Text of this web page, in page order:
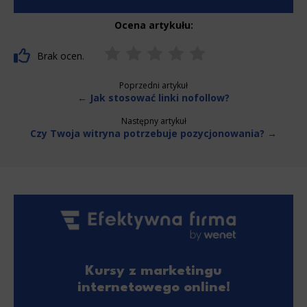
Ocena artykułu:
Brak ocen.
Poprzedni artykuł
← Jak stosować linki nofollow?
Następny artykuł
Czy Twoja witryna potrzebuje pozycjonowania? →
Kursy z marketingu
internetowego online!